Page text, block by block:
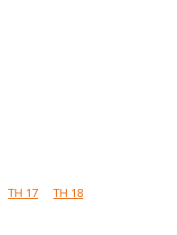
TH 17 TH 18